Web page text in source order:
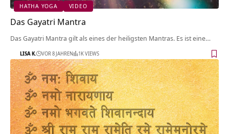
HATHA YOGA VIDEO
Das Gayatri Mantra
Das Gayatri Mantra gilt als eines der heiligsten Mantras. Es ist eine…
LISA K. VOR 8 JAHREN 1K VIEWS